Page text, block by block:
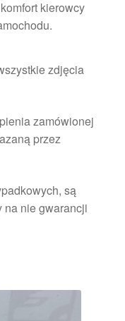
kierowcy
zdjęcia
zamówionej
przez
są
na nie gwarancji